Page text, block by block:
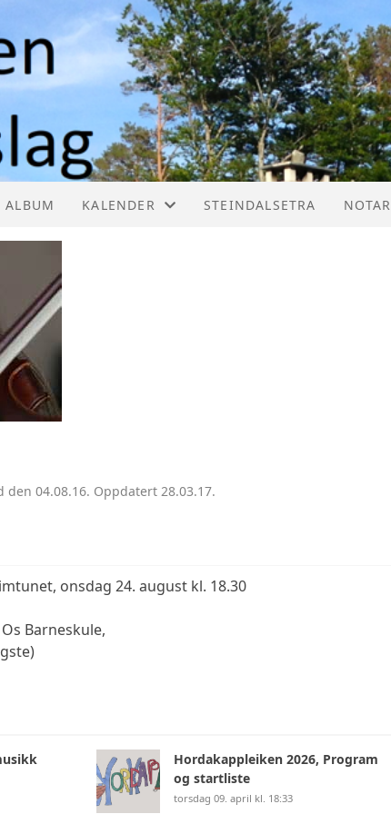
ALBUM KALENDER STEINDALSETRA NOTAR
den 04.08.16. Oppdatert 28.03.17.
onsdag 24. august kl. 18.30
Barneskule,
Hordakappleiken 2026, Program
og startliste
torsdag 09. april kl. 18:33